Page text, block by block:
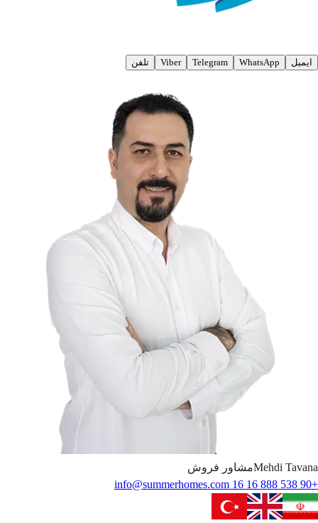
ایمیل WhatsApp
Telegram
Viber تلفن
Mehdi Tavana
مشاور فروش
+90 538 888 16 16
info@summerhomes.com